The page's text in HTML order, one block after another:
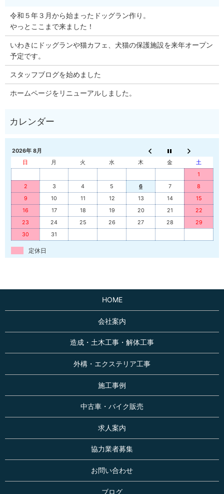
令和５年３月から始まったドッグラン作り。
やっとここまで来ました！
いわきにドッグランや猫カフェ、犬猫の保護施設を来年オープン
予定です。
スタッフブログを始めました
ホームページをリニューアルしました。
2026年 8月
日
月 火 水 木 金
土
1
2
3 4 5 6 7
8
9
10 11 12 13 14
15
16
17 18 19 20 21
22
23
24 25 26 27 28
29
30
31
定休日
HOME
会社案内
造成・土木工事・解体工事
外構・エクステリア工事
施工事例
中古車・バイク販売
求人案内
協力業者募集
お問い合わせ
ブログ